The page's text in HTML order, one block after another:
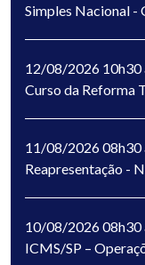
Simples Nacional -
12/08/2026 10h30
Curso da Reforma
11/08/2026 08h30
Reapresentação -
10/08/2026 08h30
ICMS/SP –